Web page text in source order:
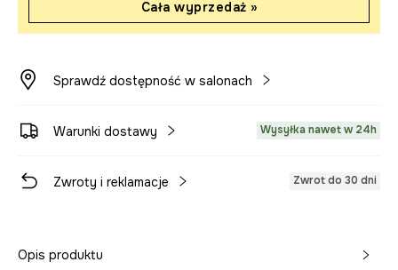
Cała wyprzedaż »
Sprawdź dostępność w salonach
Warunki dostawy Wysyłka nawet w 24h
Zwroty i reklamacje Zwrot do 30 dni
Opis produktu